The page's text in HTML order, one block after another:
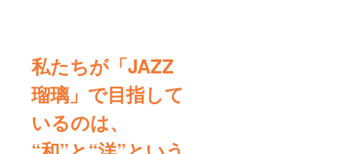
私たちが「JAZZ
瑠璃」で目指して
いるのは、